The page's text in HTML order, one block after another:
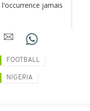
jamais
FOOTBALL
NIGERIA